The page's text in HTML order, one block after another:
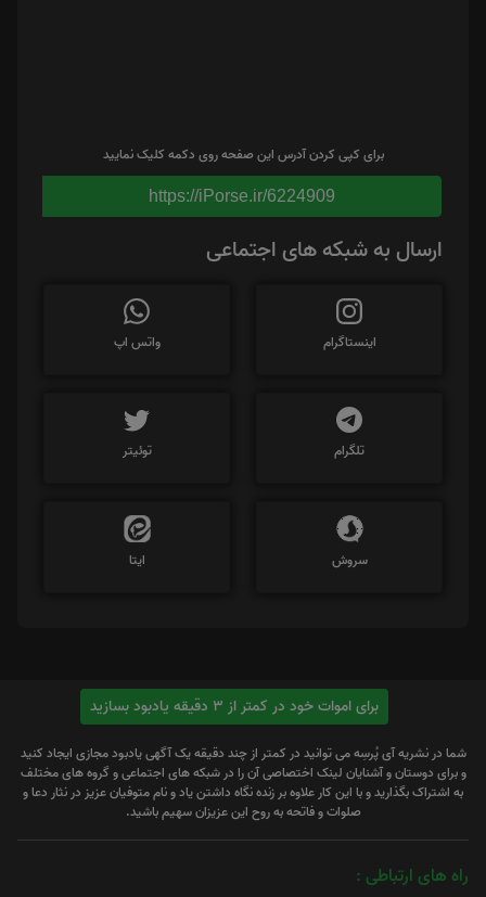
برای کپی کردن آدرس این صفحه روی دکمه کلیک نمایید
https://iPorse.ir/6224909
ارسال به شبکه های اجتماعی
اینستاگرام واتس اپ
تلگرام توئیتر
سروش ایتا
برای اموات خود در کمتر از 3 دقیقه یادبود بسازید
شما در نشریه آی پُرسِه می توانید در کمتر از چند دقیقه یک آگهی یادبود مجازی ایجاد کنید
و برای دوستان و آشنایان لینک اختصاصی آن را در شبکه های اجتماعی و گروه های مختلف
به اشتراک بگذارید و با این کار علاوه بر زنده نگاه داشتن یاد و نام متوفیان عزیز در نثار دعا و
صلوات و فاتحه به روح این عزیزان سهیم باشید.
راه های ارتباطی :